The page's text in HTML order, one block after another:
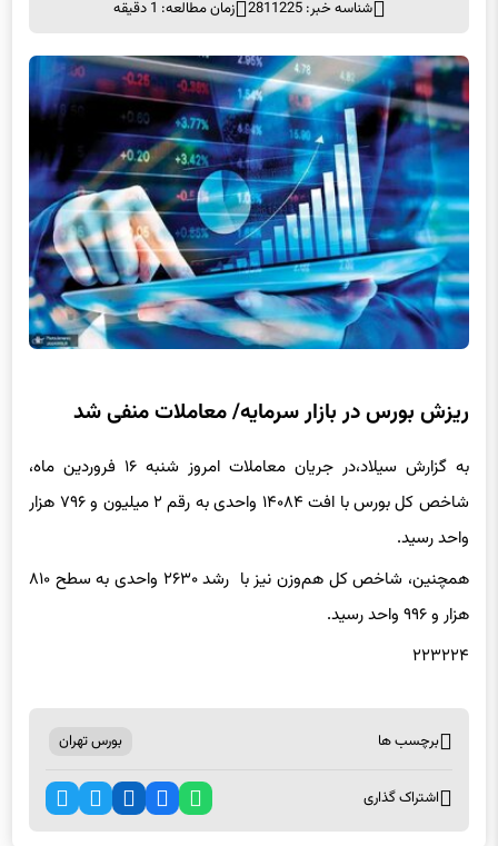
شناسه خبر: 2811225
زمان مطالعه: 1 دقیقه
ریزش بورس در بازار سرمایه/ معاملات منفی شد
به گزارش سیلاد،در جریان معاملات امروز شنبه ۱۶ فروردین ماه،
شاخص کل بورس با افت ۱۴۰۸۴ واحدی به رقم ۲ میلیون و ۷۹۶ هزار
واحد رسید.
همچنین، شاخص کل هم‌وزن نیز با رشد ۲۶۳۰ واحدی به سطح ۸۱۰
هزار و ۹۹۶ واحد رسید.
۲۲۳۲۲۴
برچسب ها بورس تهران
اشتراک گذاری